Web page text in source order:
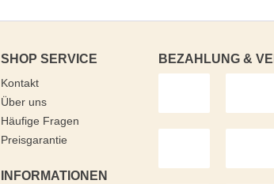
SHOP SERVICE
Kontakt
Über uns
Häufige Fragen
Preisgarantie
INFORMATIONEN
BEZAHLUNG &